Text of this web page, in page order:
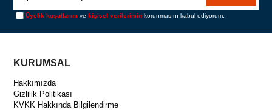
Üyelik koşullarını vekişisel verilerimin korunmasını kabul ediyorum.
KURUMSAL
Hakkımızda
Gizlilik Politikası
KVKK Hakkında Bilgilendirme